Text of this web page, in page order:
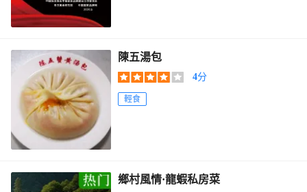
陳五湯包
4分
輕食
鄉村風情·龍蝦私房菜